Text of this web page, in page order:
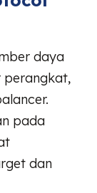
daya
perangkat,
pada
dan